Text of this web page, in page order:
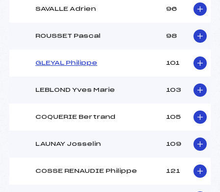
SAVALLE Adrien 96
ROUSSET Pascal 98
GLEYAL Philippe 101
LEBLOND Yves Marie 103
COQUERIE Bertrand 105
LAUNAY Josselin 109
COSSE RENAUDIE Philippe 121